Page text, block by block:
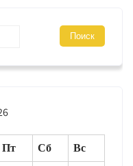
Пт Сб
Вс